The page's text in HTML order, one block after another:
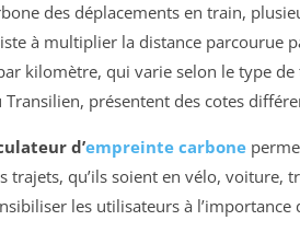
des déplacements en train,
à multiplier la distance parcourue
kilomètre, qui varie selon le type
Transilien, présentent des cotes
d’empreinte carbone
trajets, qu’ils soient en vélo, voiture,
les utilisateurs à